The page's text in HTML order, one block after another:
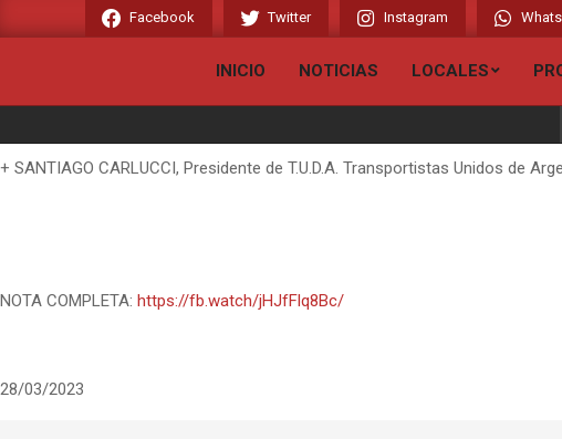
to
Facebook Twitter Instagram
INICIO NOTICIAS LOCALES
+ SANTIAGO CARLUCCI, Presidente de T.U.D.A. Transportistas Unidos de
NOTA COMPLETA: https://fb.watch/jHJfFlq8Bc/
28/03/2023